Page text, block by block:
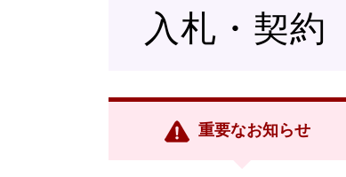
入札・契約
重要なお知らせ